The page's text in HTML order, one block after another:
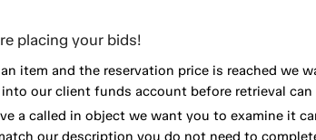
placing your bids!
item and the reservation price is reached we
our client funds account before retrieval can
a called in object we want you to examine it
our description you do not need to